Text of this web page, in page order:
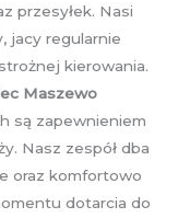
przesyłek. Nasi
jacy regularnie
kierowania.
Maszewo
są zapewnieniem
Nasz zespół dba
oraz komfortowo
dotarcia do